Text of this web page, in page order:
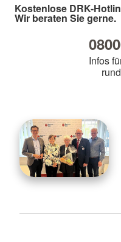
Kostenlose DRK-
Wir beraten Sie gerne.
Infos